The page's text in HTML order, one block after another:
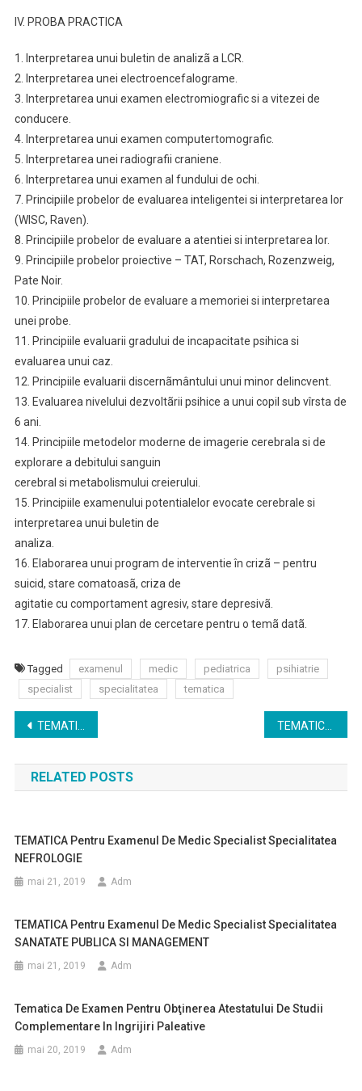
IV. PROBA PRACTICA
1. Interpretarea unui buletin de analizã a LCR.
2. Interpretarea unei electroencefalograme.
3. Interpretarea unui examen electromiografic si a vitezei de
conducere.
4. Interpretarea unui examen computertomografic.
5. Interpretarea unei radiografii craniene.
6. Interpretarea unui examen al fundului de ochi.
7. Principiile probelor de evaluarea inteligentei si interpretarea lor
(WISC, Raven).
8. Principiile probelor de evaluare a atentiei si interpretarea lor.
9. Principiile probelor proiective – TAT, Rorschach, Rozenzweig,
Pate Noir.
10. Principiile probelor de evaluare a memoriei si interpretarea
unei probe.
11. Principiile evaluarii gradului de incapacitate psihica si
evaluarea unui caz.
12. Principiile evaluarii discernãmântului unui minor delincvent.
13. Evaluarea nivelului dezvoltãrii psihice a unui copil sub vîrsta de
6 ani.
14. Principiile metodelor moderne de imagerie cerebrala si de
explorare a debitului sanguin
cerebral si metabolismului creierului.
15. Principiile examenului potentialelor evocate cerebrale si
interpretarea unui buletin de
analiza.
16. Elaborarea unui program de interventie în crizã – pentru
suicid, stare comatoasã, criza de
agitatie cu comportament agresiv, stare depresivã.
17. Elaborarea unui plan de cercetare pentru o temã datã.
Tagged examenul medic pediatrica
psihiatrie
specialist
specialitatea tematica
Navigare
în
articole
TEMATICA pentru examenul de medic specialist specialitatea PROTETICA DENTARĂ
RELATED POSTS
TEMATICA Pentru Examenul De Medic Specialist Specialitatea
NEFROLOGIE
mai 21, 2019 Adm
TEMATICA Pentru Examenul De Medic Specialist Specialitatea
SANATATE PUBLICA SI MANAGEMENT
mai 21, 2019 Adm
Tematica De Examen Pentru Obţinerea Atestatului De Studii
Complementare In Ingrijiri Paleative
mai 20, 2019 Adm